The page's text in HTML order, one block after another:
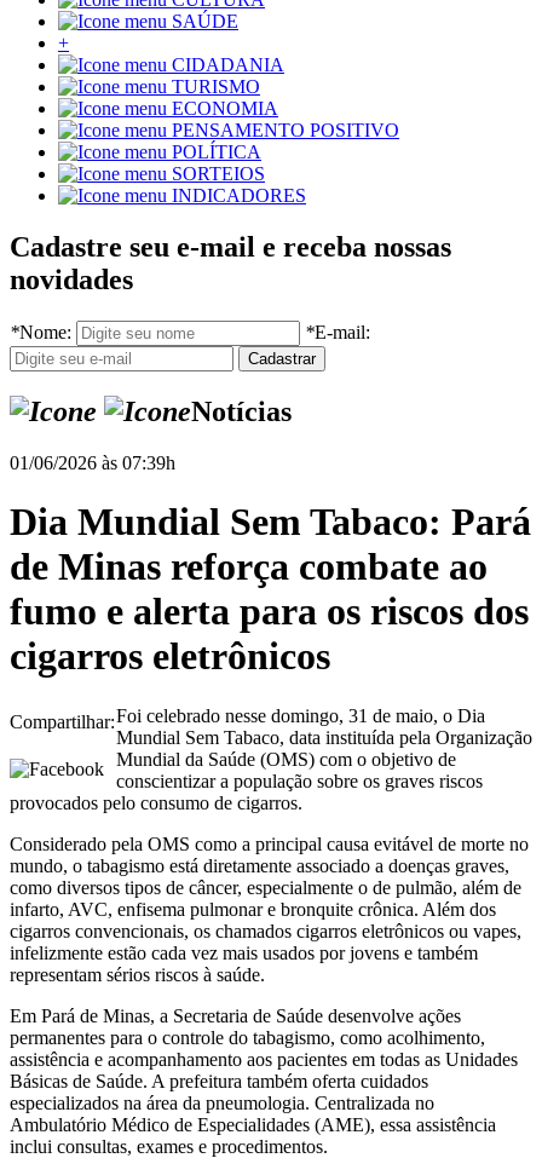
SAÚDE
+
CIDADANIA
TURISMO
ECONOMIA
PENSAMENTO POSITIVO
POLÍTICA
SORTEIOS
INDICADORES
Cadastre seu e-mail e receba nossas
novidades
*Nome: *E-mail:
Notícias
01/06/2026 às 07:39h
Dia Mundial Sem Tabaco: Pará
de Minas reforça combate ao
fumo e alerta para os riscos dos
cigarros eletrônicos
Compartilhar:Foi celebrado nesse domingo, 31 de maio, o Dia
Mundial Sem Tabaco, data instituída pela Organização
Mundial da Saúde (OMS) com o objetivo de
conscientizar a população sobre os graves riscos
provocados pelo consumo de cigarros.
Considerado pela OMS como a principal causa evitável de morte no
mundo, o tabagismo está diretamente associado a doenças graves,
como diversos tipos de câncer, especialmente o de pulmão, além de
infarto, AVC, enfisema pulmonar e bronquite crônica. Além dos
cigarros convencionais, os chamados cigarros eletrônicos ou vapes,
infelizmente estão cada vez mais usados por jovens e também
representam sérios riscos à saúde.
Em Pará de Minas, a Secretaria de Saúde desenvolve ações
permanentes para o controle do tabagismo, como acolhimento,
assistência e acompanhamento aos pacientes em todas as Unidades
Básicas de Saúde. A prefeitura também oferta cuidados
especializados na área da pneumologia. Centralizada no
Ambulatório Médico de Especialidades (AME), essa assistência
inclui consultas, exames e procedimentos.